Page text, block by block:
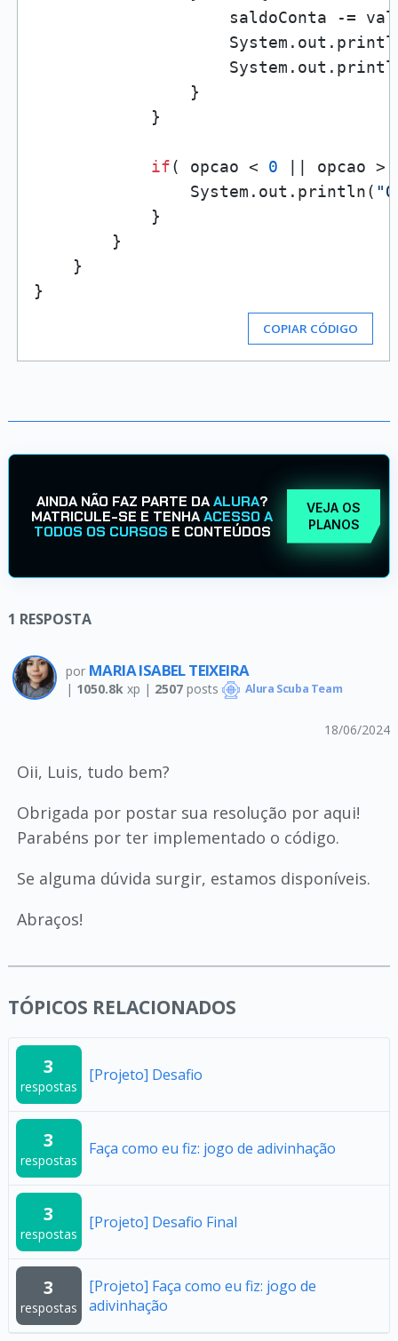
saldoConta -=
                }
            }
if( opcao < 0 || opcao >
                System.out.println(
            }
        }
    }
COPIAR CÓDIGO
AINDA NÃO FAZ PARTE DAALURA?
MATRICULE-SE E TENHAACESSO A
TODOS OS CURSOS E CONTEÚDOS
VEJA OS
PLANOS
1 RESPOSTA
por MARIA ISABEL TEIXEIRA
| 1050.8k xp | 2507posts Alura Scuba Team
18/06/2024
Oii, Luis, tudo bem?
Obrigada por postar sua resolução por aqui!
Parabéns por ter implementado o código.
Se alguma dúvida surgir, estamos disponíveis.
Abraços!
TÓPICOS RELACIONADOS
3
respostas
[Projeto] Desafio
3
respostas
Faça como eu fiz: jogo de adivinhação
3
respostas
[Projeto] Desafio Final
3
respostas
[Projeto] Faça como eu fiz: jogo de
adivinhação